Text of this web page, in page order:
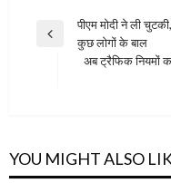
Post
navigation
Previous
पीएम मोदी ने ली
कुछ लोगों के बाल
अब ट्रैफिक नियमों
YOU MIGHT ALSO